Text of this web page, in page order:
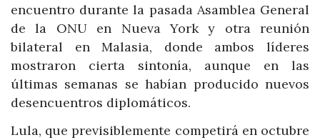
encuentro durante la pasada Asamblea General
de la ONU en Nueva York y otra reunión
bilateral en Malasia, donde ambos líderes
mostraron cierta sintonía, aunque en las
últimas semanas se habían producido nuevos
desencuentros diplomáticos.
Lula, que previsiblemente competirá en octubre